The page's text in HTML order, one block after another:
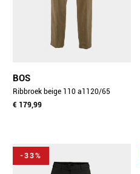
BOS
Ribbroek beige 110 a1120/65
€ 179,99
-33%